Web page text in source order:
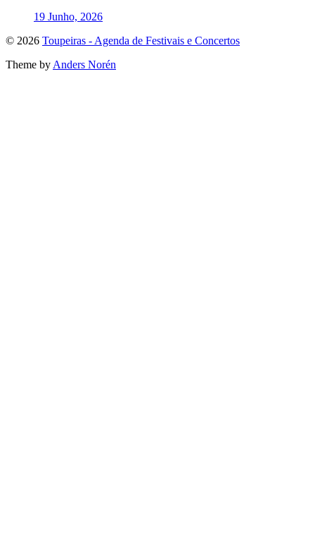
19 Junho, 2026
To
top
© 2026 Toupeiras - Agenda de Festivais e Concertos
Theme by Anders Norén